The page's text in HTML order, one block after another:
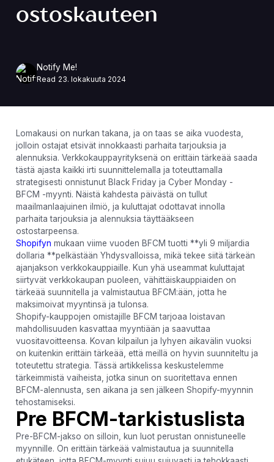
ostoskauteen
Notify Me!
Read 23. lokakuuta 2024
Lomakausi on nurkan takana, ja on taas se aika vuodesta,
jolloin ostajat etsivät innokkaasti parhaita tarjouksia ja
alennuksia. Verkkokauppayrityksenä on erittäin tärkeää saada
tästä ajasta kaikki irti suunnittelemalla ja toteuttamalla
strategisesti onnistunut Black Friday ja Cyber ​​Monday -
BFCM -myynti. Näistä kahdesta päivästä on tullut
maailmanlaajuinen ilmiö, ja kuluttajat odottavat innolla
parhaita tarjouksia ja alennuksia täyttääkseen
ostostarpeensa.
Shopifyn mukaan viime vuoden BFCM tuotti **yli 9 miljardia
dollaria **pelkästään Yhdysvalloissa, mikä tekee siitä tärkeän
ajanjakson verkkokauppiaille. Kun yhä useammat kuluttajat
siirtyvät verkkokaupan puoleen, vähittäiskauppiaiden on
tärkeää suunnitella ja valmistautua BFCM:ään, jotta he
maksimoivat myyntinsä ja tulonsa.
Shopify-kauppojen omistajille BFCM tarjoaa loistavan
mahdollisuuden kasvattaa myyntiään ja saavuttaa
vuositavoitteensa. Kovan kilpailun ja lyhyen aikavälin vuoksi
on kuitenkin erittäin tärkeää, että meillä on hyvin suunniteltu ja
toteutettu strategia. Tässä artikkelissa keskustelemme
tärkeimmistä vaiheista, jotka sinun on suoritettava ennen
BFCM-alennusta, sen aikana ja sen jälkeen Shopify-myynnin
tehostamiseksi.
Pre BFCM-tarkistuslista
Pre-BFCM-jakso on silloin, kun luot perustan onnistuneelle
myynnille. On erittäin tärkeää valmistautua ja suunnitella